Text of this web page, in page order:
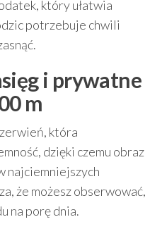
który ułatwia
potrzebuje chwili
i prywatne
m
która
dzięki czemu obraz
najciemniejszych
że możesz obserwować,
na porę dnia.